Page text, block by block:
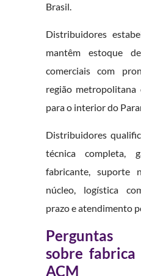
Brasil.
Distribuidores
mantêm estoque
comerciais com
região
para o interior do
Distribuidores
técnica completa,
fabricante, suporte
núcleo, logística
prazo e atendimento
Perguntas
sobre
ACM